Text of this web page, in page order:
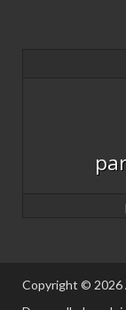
Copyright © 2026